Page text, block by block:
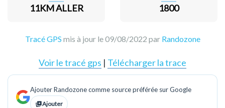
11KM ALLER 1800
Tracé GPS mis à jour le 09/08/2022 par Randozone
Voir le tracé gps | Télécharger la trace
Ajouter Randozone comme source préférée sur Google
Ajouter